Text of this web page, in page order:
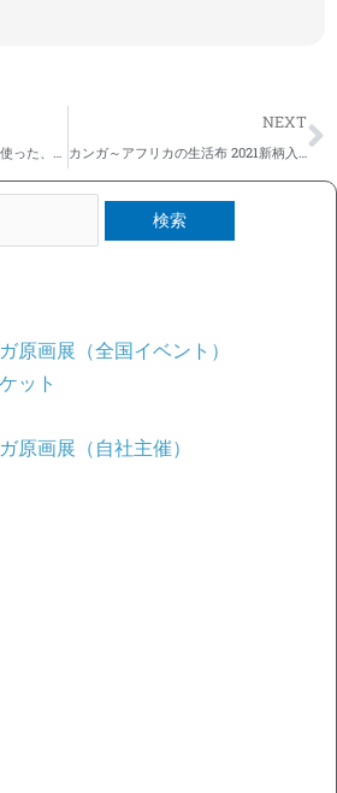
NEXT
原画展（全国イベント）
ット
原画展（自社主催）